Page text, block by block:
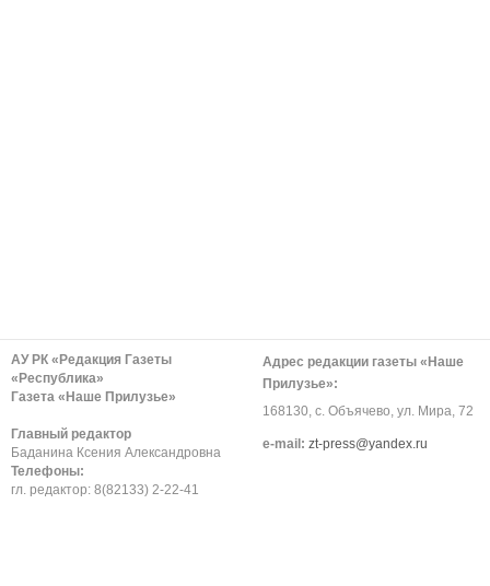
АУ РК «Редакция Газеты
«Республика»
Газета «Наше Прилузье»
Главный редактор
Баданина Ксения Александровна
Телефоны:
гл. редактор: 8(82133) 2-22-41
Адрес редакции газеты «Наше
Прилузье»:
168130, с. Объячево, ул. Мира, 72
е-mail: zt-press@yandex.ru